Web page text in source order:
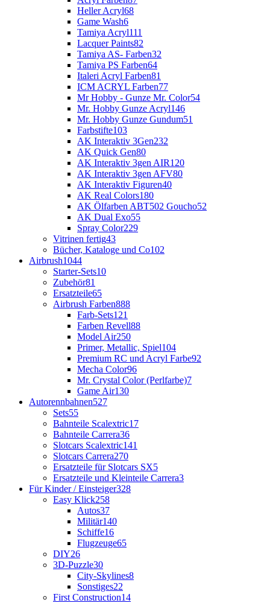
Heller Acryl68
Game Wash6
Tamiya Acryl111
Lacquer Paints82
Tamiya AS- Farben32
Tamiya PS Farben64
Italeri Acryl Farben81
ICM ACRYL Farben77
Mr Hobby - Gunze Mr. Color54
Mr. Hobby Gunze Acryl146
Mr. Hobby Gunze Gundum51
Farbstifte103
AK Interaktiv 3Gen232
AK Quick Gen80
AK Interaktiv 3gen AIR120
AK Interaktiv 3gen AFV80
AK Interaktiv Figuren40
AK Real Colors180
AK Ölfarben ABT502 Goucho52
AK Dual Exo55
Spray Color229
Vitrinen fertig43
Bücher, Kataloge und Co102
Airbrush1044
Starter-Sets10
Zubehör81
Ersatzteile65
Airbrush Farben888
Farb-Sets121
Farben Revell88
Model Air250
Primer, Metallic, Spiel104
Premium RC und Acryl Farbe92
Mecha Color96
Mr. Crystal Color (Perlfarbe)7
Game Air130
Autorennbahnen527
Sets55
Bahnteile Scalextric17
Bahnteile Carrera36
Slotcars Scalextric141
Slotcars Carrera270
Ersatzteile für Slotcars SX5
Ersatzteile und Kleinteile Carrera3
Für Kinder / Einsteiger328
Easy Klick258
Autos37
Militär140
Schiffe16
Flugzeuge65
DIY26
3D-Puzzle30
City-Skylines8
Sonstiges22
First Construction14